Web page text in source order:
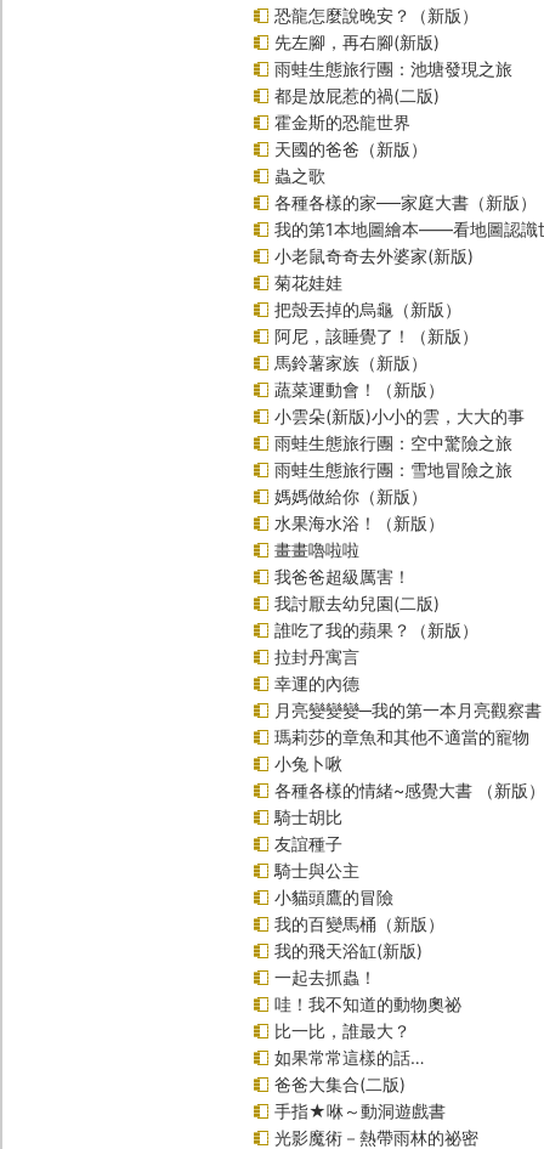
恐龍怎麼說晚安？（新版）
先左腳，再右腳(新版)
雨蛙生態旅行團：池塘發現之旅
都是放屁惹的禍(二版)
霍金斯的恐龍世界
天國的爸爸（新版）
蟲之歌
各種各樣的家──家庭大書（新版）
我的第1本地圖繪本――看地圖認識
小老鼠奇奇去外婆家(新版)
菊花娃娃
把殼丟掉的烏龜（新版）
阿尼，該睡覺了！（新版）
馬鈴薯家族（新版）
蔬菜運動會！（新版）
小雲朵(新版)小小的雲，大大的事
雨蛙生態旅行團：空中驚險之旅
雨蛙生態旅行團：雪地冒險之旅
媽媽做給你（新版）
水果海水浴！（新版）
畫畫嚕啦啦
我爸爸超級厲害！
我討厭去幼兒園(二版)
誰吃了我的蘋果？（新版）
拉封丹寓言
幸運的內德
月亮變變變─我的第一本月亮觀察書
瑪莉莎的章魚和其他不適當的寵物
小兔卜啾
各種各樣的情緒~感覺大書 （新版）
騎士胡比
友誼種子
騎士與公主
小貓頭鷹的冒險
我的百變馬桶（新版）
我的飛天浴缸(新版)
一起去抓蟲！
哇！我不知道的動物奧祕
比一比，誰最大？
如果常常這樣的話…
爸爸大集合(二版)
手指★咻～動洞遊戲書
光影魔術－熱帶雨林的祕密